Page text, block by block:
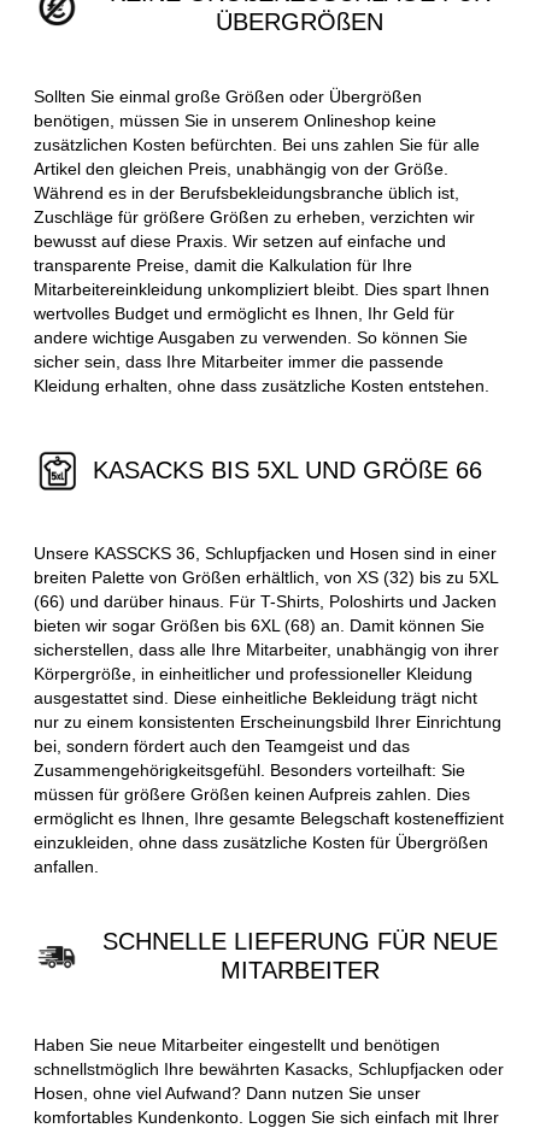
ÜBERGRÖßEN
Sollten Sie einmal große Größen oder Übergrößen
benötigen, müssen Sie in unserem Onlineshop keine
zusätzlichen Kosten befürchten. Bei uns zahlen Sie für alle
Artikel den gleichen Preis, unabhängig von der Größe.
Während es in der Berufsbekleidungsbranche üblich ist,
Zuschläge für größere Größen zu erheben, verzichten wir
bewusst auf diese Praxis. Wir setzen auf einfache und
transparente Preise, damit die Kalkulation für Ihre
Mitarbeitereinkleidung unkompliziert bleibt. Dies spart Ihnen
wertvolles Budget und ermöglicht es Ihnen, Ihr Geld für
andere wichtige Ausgaben zu verwenden. So können Sie
sicher sein, dass Ihre Mitarbeiter immer die passende
Kleidung erhalten, ohne dass zusätzliche Kosten entstehen.
KASACKS BIS 5XL UND GRÖßE 66
Unsere KASSCKS 36, Schlupfjacken und Hosen sind in einer
breiten Palette von Größen erhältlich, von XS (32) bis zu 5XL
(66) und darüber hinaus. Für T-Shirts, Poloshirts und Jacken
bieten wir sogar Größen bis 6XL (68) an. Damit können Sie
sicherstellen, dass alle Ihre Mitarbeiter, unabhängig von ihrer
Körpergröße, in einheitlicher und professioneller Kleidung
ausgestattet sind. Diese einheitliche Bekleidung trägt nicht
nur zu einem konsistenten Erscheinungsbild Ihrer Einrichtung
bei, sondern fördert auch den Teamgeist und das
Zusammengehörigkeitsgefühl. Besonders vorteilhaft: Sie
müssen für größere Größen keinen Aufpreis zahlen. Dies
ermöglicht es Ihnen, Ihre gesamte Belegschaft kosteneffizient
einzukleiden, ohne dass zusätzliche Kosten für Übergrößen
anfallen.
SCHNELLE LIEFERUNG FÜR NEUE
MITARBEITER
Haben Sie neue Mitarbeiter eingestellt und benötigen
schnellstmöglich Ihre bewährten Kasacks, Schlupfjacken oder
Hosen, ohne viel Aufwand? Dann nutzen Sie unser
komfortables Kundenkonto. Loggen Sie sich einfach mit Ihrer